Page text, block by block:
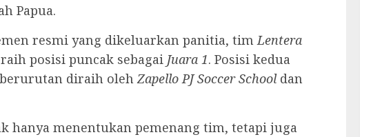
Papua.
resmi yang dikeluarkan panitia, timLentera
posisi puncak sebagai Juara 1. Posisi kedua
berurutan diraih olehZapello PJ Soccer Schooldan
hanya menentukan pemenang tim, tetapi juga